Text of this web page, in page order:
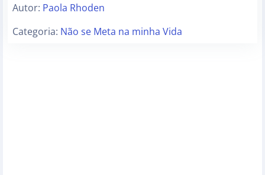
Autor: Paola Rhoden
Categoria: Não se Meta na minha Vida